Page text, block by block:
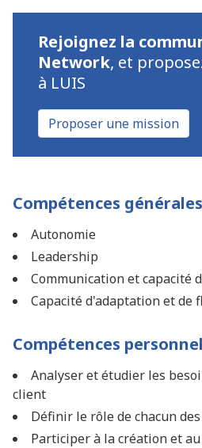
Rejoignez la
Network, et
à LUIS
Proposer une mission
Compétences
Autonomie
Leadership
Communication et capacité
Capacité d'adaptation et de
Compétences
Analyser et étudier les
client
Définir le rôle de chacun
Participer à la création et